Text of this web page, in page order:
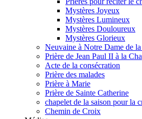
Mystères Joyeux
Mystères Lumineux
Mystères Douloureux
Mystères Glorieux
Neuvaine à Notre Dame de
Prière de Jean Paul II à la
Acte de la consécration
Prière des malades
Prière à Marie
Prière de Sainte Catherine
chapelet de la saison pour la
Chemin de Croix